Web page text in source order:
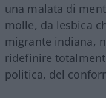
una malata di
molle, da lesbica
migrante indiana,
ridefinire
politica, del